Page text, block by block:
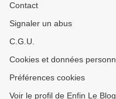
Contact
Signaler un abus
C.G.U.
Cookies et données
Préférences cookies
Voir le profil de Enfin Le